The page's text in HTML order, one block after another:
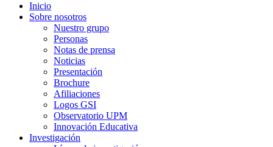
Inicio
Sobre nosotros
Nuestro grupo
Personas
Notas de prensa
Noticias
Presentación
Brochure
Afiliaciones
Logos GSI
Observatorio UPM
Innovación Educativa
Investigación